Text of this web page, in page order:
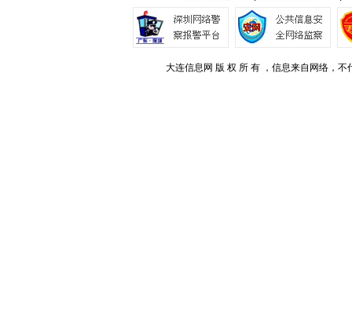
大连信息网 版 权 所 有 ，信息来自网络，